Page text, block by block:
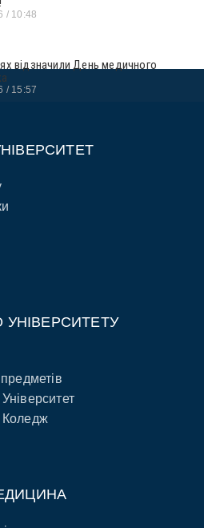
10:48
відзначили День медичного
15:57
УНІВЕРСИТЕТУ
Коледж